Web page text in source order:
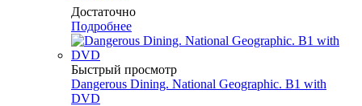
Достаточно
Подробнее
Быстрый просмотр
Dangerous Dining. National Geographic. B1 with
DVD